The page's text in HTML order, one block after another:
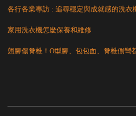
各行各業專訪 : 追尋穩定與成就感的洗衣
家用洗衣機怎麼保養和維修
翹腳傷脊椎！O型腳、包包面、脊椎側彎